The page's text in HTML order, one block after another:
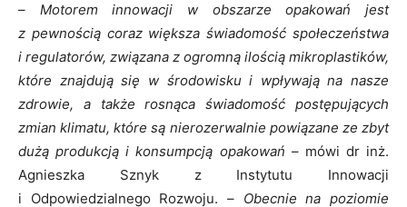
– Motorem innowacji w obszarze opakowań jest
z pewnością coraz większa świadomość społeczeństwa
i regulatorów, związana z ogromną ilością mikroplastików,
które znajdują się w środowisku i wpływają na nasze
zdrowie, a także rosnąca świadomość postępujących
zmian klimatu, które są nierozerwalnie powiązane ze zbyt
dużą produkcją i konsumpcją opakowań – mówi dr inż.
Agnieszka Sznyk z Instytutu Innowacji
i Odpowiedzialnego Rozwoju. – Obecnie na poziomie